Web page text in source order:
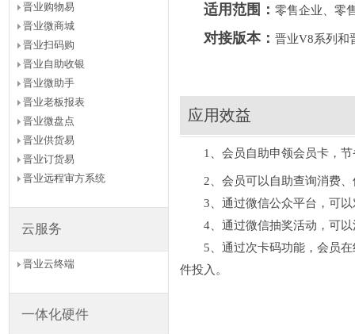
晋业购物易
晋业微商城
晋业扫码购
晋业自助收银
晋业微助手
晋业老板报表
晋业微盘点
晋业供货易
晋业订货易
晋业远程审方系统
云服务
晋业云终端
一体化硬件
适用范围： 零售企业、零
对接版本： 晋业V8系列和
应用效益
1、会员自助申领会员卡，节
2、会员可以自助查询消费、
3、通过微信公众平台，可以
4、通过微信抽奖活动，可以
5、通过次卡码功能，会员在
件投入。